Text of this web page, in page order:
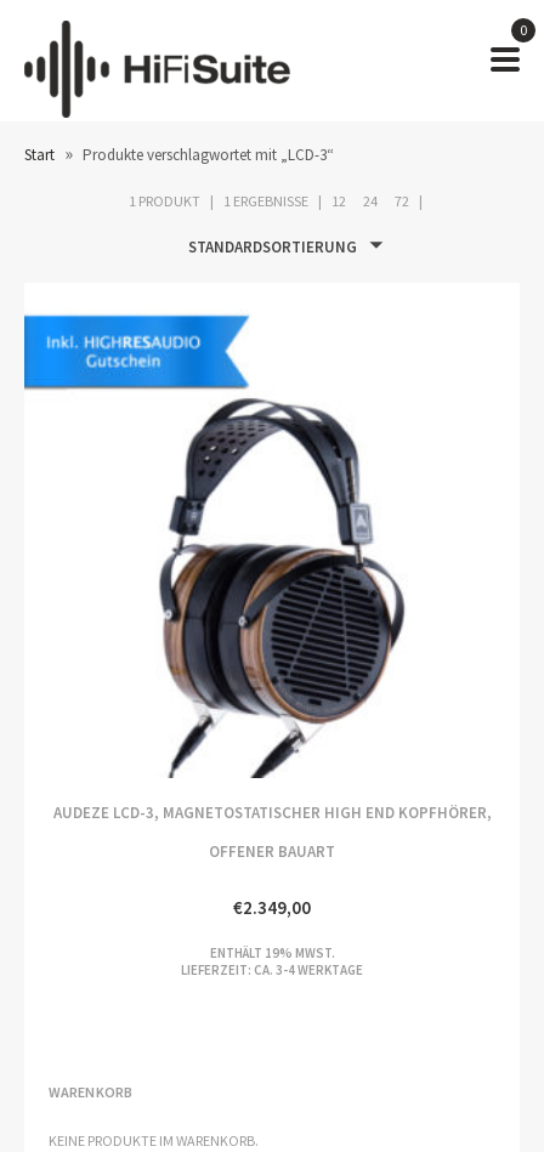
0
Start » Produkte verschlagwortet mit „LCD-3“
1 PRODUKT 1 ERGEBNISSE 12 24 72
STANDARDSORTIERUNG
AUDEZE LCD-3, MAGNETOSTATISCHER HIGH END KOPFHÖRER,
OFFENER BAUART
€2.349,00
ENTHÄLT 19% MWST.
LIEFERZEIT: CA. 3-4 WERKTAGE
WARENKORB
KEINE PRODUKTE IM WARENKORB.